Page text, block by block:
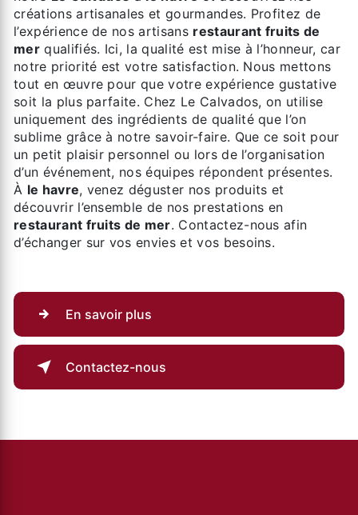
créations artisanales et gourmandes. Profitez de
l’expérience de nos artisans restaurant fruits de
merqualifiés. Ici, la qualité est mise à l’honneur, car
notre priorité est votre satisfaction. Nous mettons
tout en œuvre pour que votre expérience gustative
soit la plus parfaite. Chez Le Calvados, on utilise
uniquement des ingrédients de qualité que l’on
sublime grâce à notre savoir-faire. Que ce soit pour
un petit plaisir personnel ou lors de l’organisation
d’un événement, nos équipes répondent présentes.
À le havre, venez déguster nos produits et
découvrir l’ensemble de nos prestations en
restaurant fruits de mer. Contactez-nous afin
d’échanger sur vos envies et vos besoins.
En savoir plus
Contactez-nous